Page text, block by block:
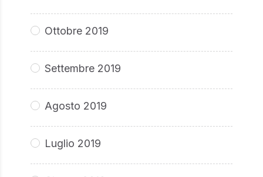
Ottobre 2019
Settembre 2019
Agosto 2019
Luglio 2019